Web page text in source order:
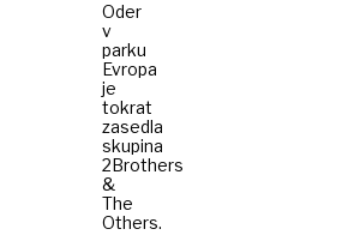
Oder
v
parku
Evropa
je
tokrat
zasedla
skupina
2Brothers
&
The
Others.